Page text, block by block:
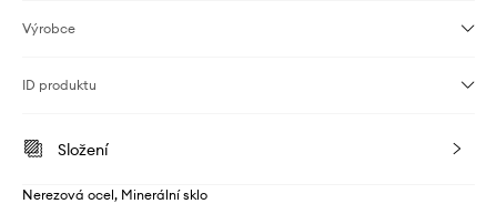
Výrobce
ID produktu
Složení
Nerezová ocel, Minerální sklo